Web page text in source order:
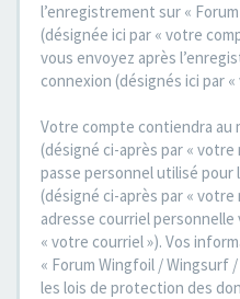
l’enregistrement sur «
(désignée ici par « votre
vous envoyez après
connexion (désignés ici par «
Votre compte contiendra au
(désigné ci-après par «
passe personnel utilisé pour
(désigné ci-après par «
adresse courriel
« votre courriel »). Vos
« Forum Wingfoil / Wingsurf
les lois de protection des